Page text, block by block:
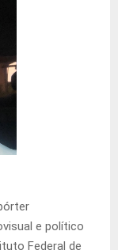
e político
Federal de